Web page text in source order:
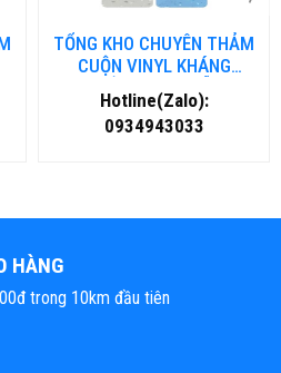
TỔNG KHO CHUYÊN THẢM
CUỘN VINYL KHÁNG
KHUẨN TẠI ĐÀ NẴNG
Hotline(Zalo):
0934943033
HÀNG
trong 10km đầu tiên